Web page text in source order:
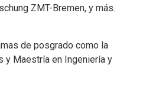
ZMT-Bremen, y más.
de posgrado como la
y Maestría en Ingeniería y